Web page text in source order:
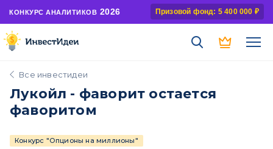
КОНКУРС АНАЛИТИКОВ 2026 Призовой фонд: 5 400 000 ₽
Все инвестидеи
Лукойл - фаворит остается
фаворитом
Конкурс "Опционы на миллионы"